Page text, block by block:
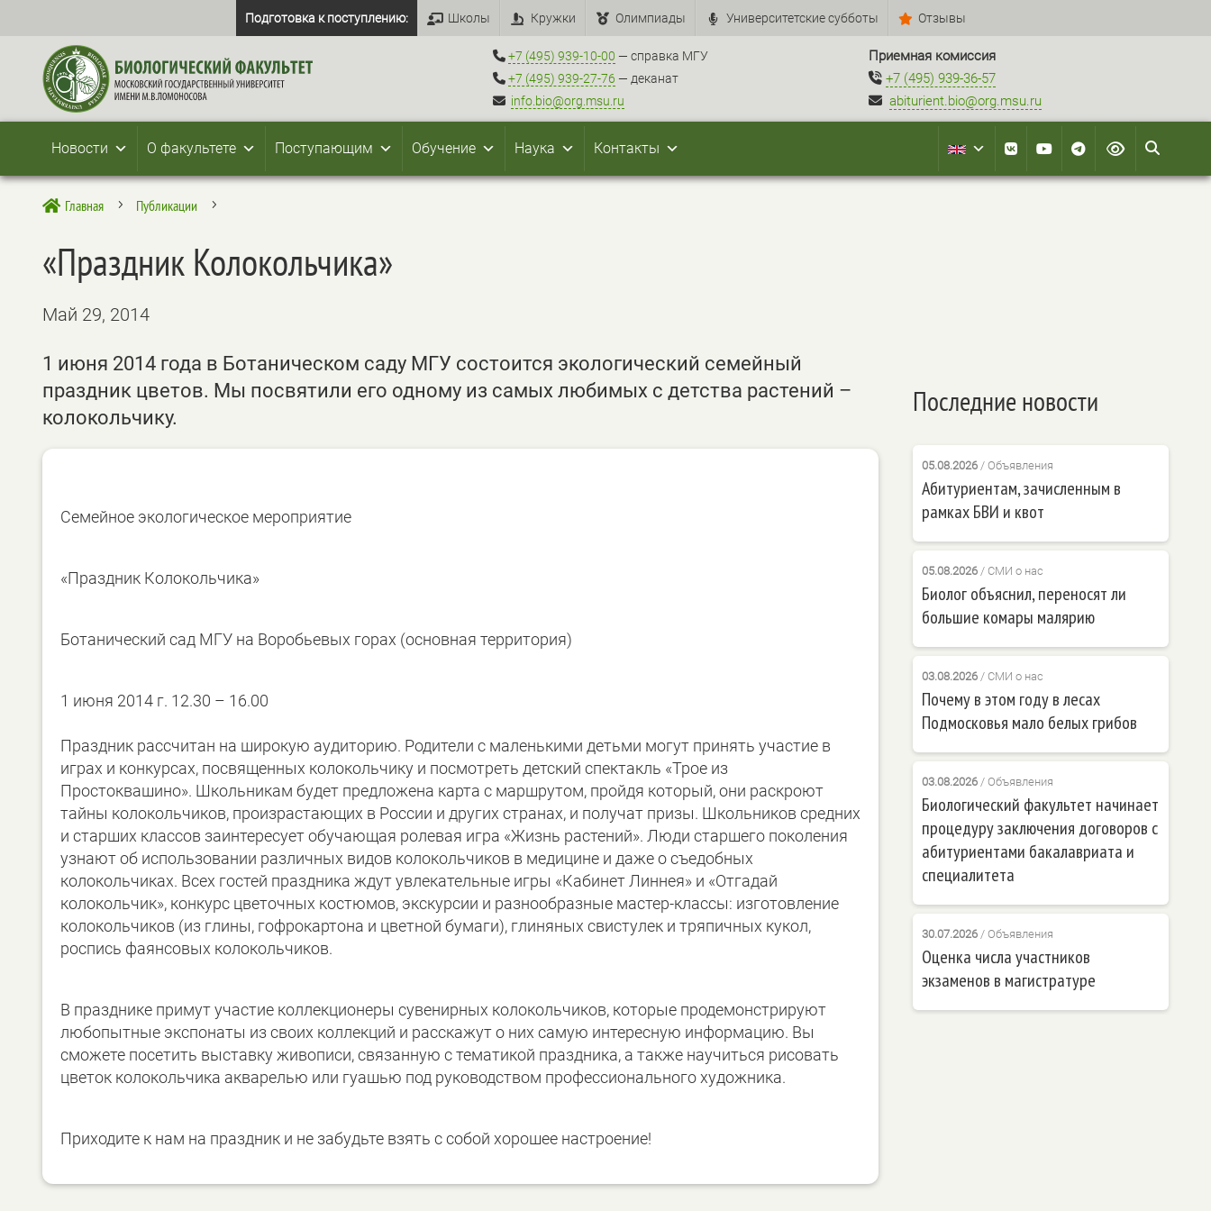
Подготовка к поступлению: Школы Кружки Олимпиады Университетские субботы Отзывы
+7 (495) 939-10-00 — справка МГУ
+7 (495) 939-27-76 — деканат
info.bio@org.msu.ru
Приемная комиссия
+7 (495) 939-36-57
abiturient.bio@org.msu.ru
Новости О факультете Поступающим Обучение Наука Контакты
 Главная 5 Публикации 5
«Праздник Колокольчика»
Май 29, 2014
1 июня 2014 года в Ботаническом саду МГУ состоится экологический семейный
праздник цветов. Мы посвятили его одному из самых любимых с детства растений –
колокольчику.
Семейное экологическое мероприятие
«Праздник Колокольчика»
Ботанический сад МГУ на Воробьевых горах (основная территория)
1 июня 2014 г. 12.30 – 16.00
Праздник рассчитан на широкую аудиторию. Родители с маленькими детьми могут принять участие в
играх и конкурсах, посвященных колокольчику и посмотреть детский спектакль «Трое из
Простоквашино». Школьникам будет предложена карта с маршрутом, пройдя который, они раскроют
тайны колокольчиков, произрастающих в России и других странах, и получат призы. Школьников средних
и старших классов заинтересует обучающая ролевая игра «Жизнь растений». Люди старшего поколения
узнают об использовании различных видов колокольчиков в медицине и даже о съедобных
колокольчиках. Всех гостей праздника ждут увлекательные игры «Кабинет Линнея» и «Отгадай
колокольчик», конкурс цветочных костюмов, экскурсии и разнообразные мастер-классы: изготовление
колокольчиков (из глины, гофрокартона и цветной бумаги), глиняных свистулек и тряпичных кукол,
роспись фаянсовых колокольчиков.
В празднике примут участие коллекционеры сувенирных колокольчиков, которые продемонстрируют
любопытные экспонаты из своих коллекций и расскажут о них самую интересную информацию. Вы
сможете посетить выставку живописи, связанную с тематикой праздника, а также научиться рисовать
цветок колокольчика акварелью или гуашью под руководством профессионального художника.
Приходите к нам на праздник и не забудьте взять с собой хорошее настроение!
Последние новости
05.08.2026/ Объявления
Абитуриентам, зачисленным в
рамках БВИ и квот
05.08.2026/ СМИ о нас
Биолог объяснил, переносят ли
большие комары малярию
03.08.2026/ СМИ о нас
Почему в этом году в лесах
Подмосковья мало белых грибов
03.08.2026/ Объявления
Биологический факультет начинает
процедуру заключения договоров с
абитуриентами бакалавриата и
специалитета
30.07.2026/ Объявления
Оценка числа участников
экзаменов в магистратуре